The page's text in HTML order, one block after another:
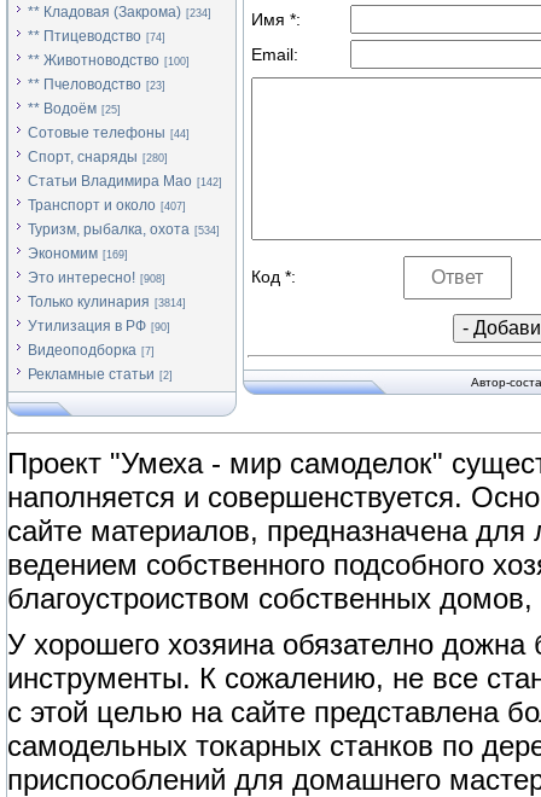
** Кладовая (Закрома) [234]
** Птицеводство [74]
** Животноводство [100]
** Пчеловодство [23]
** Водоём [25]
Сотовые телефоны [44]
Спорт, снаряды [280]
Статьи Владимира Мао [142]
Транспорт и около [407]
Туризм, рыбалка, охота [534]
Экономим [169]
Это интересно! [908]
Только кулинария [3814]
Утилизация в РФ [90]
Видеоподборка [7]
Рекламные статьи [2]
Имя *:
Email:
Код *:
Автор-
Проект "Умеха - мир самоделок"
наполняется и совершенствуется.
сайте материалов, предназначена
ведением собственного подсобного
благоустроиством собственных
У хорошего хозяина обязателно
инструменты. К сожалению, не все
с этой целью на сайте представлена
самодельных токарных станков по
приспособлений для домашнего